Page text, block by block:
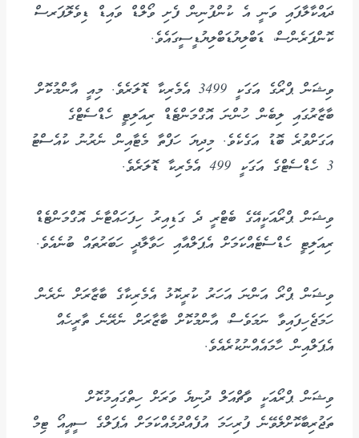
ދައްކާލާފައި ވަނީ އެ ކުންފުނިން ފެށި ވޯލްޑް ވައިޑް ޑިވެލޮޕަރސް
ކޮންފަރެންސް، ޑަބްލިޔުޑަބްލިޔުޑީސީގައެވެ.
ވިޝަން ޕްރޯގެ އަގަކީ 3499 އެމެރިކާ ޑޮލަރެވެ. މިއީ އާންމުކޮށް
ބާޒާރުގައި ލިބެން ހުންނަ އޮގްމަންޓެޑް ރިއަލިޓީ ހެޑްސެޓްގެ
އަގަށްވުރެ ބޮޑު އަގެކެވެ. މިދިޔަ ހަފްތާ މެޓާއިން ނެރުނު ކުއެސްޓު
3 ހެޑްސެޓްގެ އަގަކީ 499 އެމެރިކާ ޑޮލަރެވެ.
ވިޝަން ޕްރޯއަކީއޭގެ ބެޓްރީ ދެ ގަޑިއިރު ހިފަހައްޓާނެ އޮގްމަންޓެޑް
ރިއަލިޓީ ހެޑްސެޓެއްކަމަށް އެޕަލްއާއި ހަވާލާދީ ހަބަރުތައް ބުނެއެވެ.
ވިޝަން ޕްރޯ އަންނަ އަހަރު ކުރީކޮޅު އެމެރިކާގެ ބާޒާރަށް ނެރެން
ހަމަޖެހިފައިވާ ނަމަވެސް، އާންމުކޮށް ބާޒާރަށް ނެރޭނެ ތާރީހެއް
އެޕަލްއިން ހާމައެއްނުކުރެއެވެ.
ވިޝަން ޕްރޯއަކީ ވާޗްއަލް ދުނިޔެ ވަރަށް ހިތްގައިމުކޮށް
ތަޖުރިބާކޮށްލެވޭނެ ފުރިހަމަ އުފެއްދުމެއްކަމަށް އެޕަލްގެ ސީއީއޯ ޓިމް